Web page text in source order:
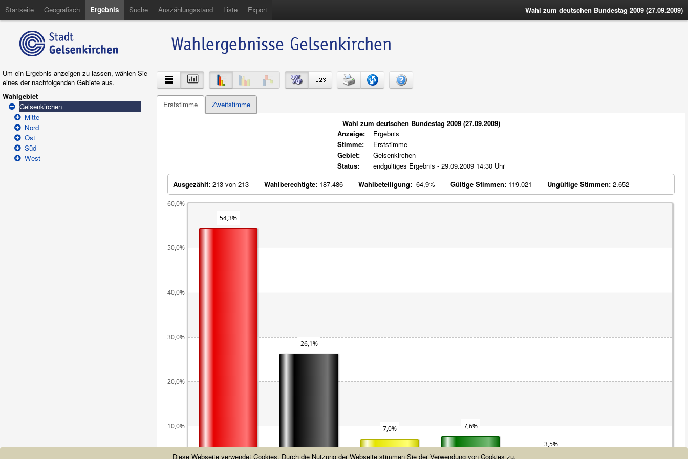
Diese Webseite verwendet Cookies. Durch die Nutzung der Webseite stimmen Sie der Verwendung von Cookies zu.
Startseite Geografisch Ergebnis Suche Auszählungsstand Liste Export Wahl zum deutschen Bundestag 2009 (27.09.2009)
Um ein Ergebnis anzeigen zu lassen, wählen Sie
eines der nachfolgenden Gebiete aus.
Wahlgebiet
Gelsenkirchen
Mitte
Nord
Ost
Süd
West
Erststimme
Zweitstimme
Wahl zum deutschen Bundestag 2009 (27.09.2009)
Anzeige:
Ergebnis
Stimme:
Erststimme
Gebiet:
Gelsenkirchen
Status:
endgültiges Ergebnis - 29.09.2009 14:30 Uhr
Ausgezählt: 213 von 213 Wahlberechtigte: 187.486 Wahlbeteiligung: 64,9% Gültige Stimmen: 119.021 Ungültige Stimmen: 2.652
10,0%
20,0%
30,0%
40,0%
50,0%
60,0%
54,3%
26,1%
7,0% 7,6%
3,5%